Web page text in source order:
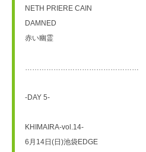
NETH PRIERE CAIN
DAMNED
赤い幽霊
…………………………………………
-DAY 5-
KHIMAIRA-vol.14-
6月14日(日)池袋EDGE